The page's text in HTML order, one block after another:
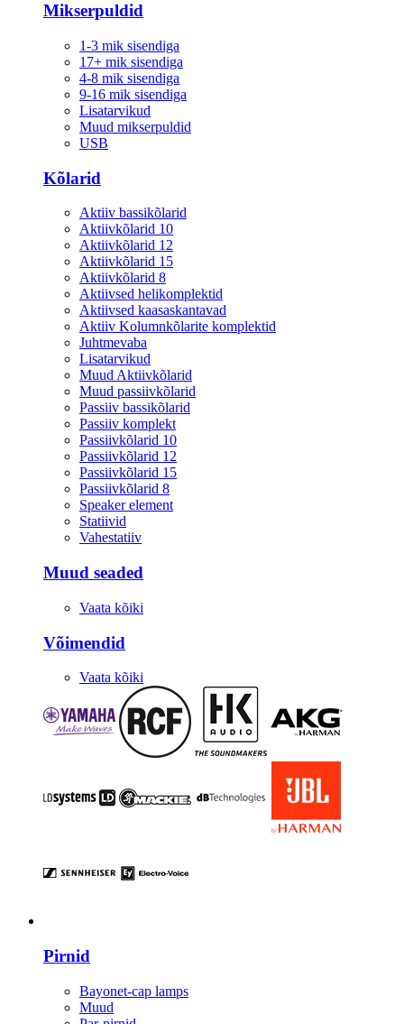
Mikserpuldid
1-3 mik sisendiga
17+ mik sisendiga
4-8 mik sisendiga
9-16 mik sisendiga
Lisatarvikud
Muud mikserpuldid
USB
Kõlarid
Aktiiv bassikõlarid
Aktiivkõlarid 10
Aktiivkõlarid 12
Aktiivkõlarid 15
Aktiivkõlarid 8
Aktiivsed helikomplektid
Aktiivsed kaasaskantavad
Aktiiv Kolumnkõlarite komplektid
Juhtmevaba
Lisatarvikud
Muud Aktiivkõlarid
Muud passiivkõlarid
Passiiv bassikõlarid
Passiiv komplekt
Passiivkõlarid 10
Passiivkõlarid 12
Passiivkõlarid 15
Passiivkõlarid 8
Speaker element
Statiivid
Vahestatiiv
Muud seaded
Vaata kõiki
Võimendid
Vaata kõiki
Pirnid
Bayonet-cap lamps
Muud